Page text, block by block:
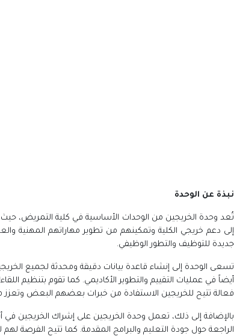
نبذة عن الوحدة
تُعد وحدة الخريجين من الوحدات الأساسية في كلية التمريض، حيث
إلى دعم خريجي الكلية وتمكينهم من تطوير مهاراتهم المهنية
جديدة للتوظيف والتطور الوظيفي.
تسعى الوحدة إلى إنشاء قاعدة بيانات دقيقة ومحدثة لجميع
أيضاً في عمليات التقييم والتطوير الأكاديمي. كما تقوم بتنظيم
فعالة تتيح للخريجين الاستفادة من خبرات بعضهم البعض وتعزز من
بالإضافة إلى ذلك، تعمل وحدة الخريجين على إشراك الخريجين
الراجعة حول جودة التعليم والبرامج المقدمة. كما تتيح الفرصة